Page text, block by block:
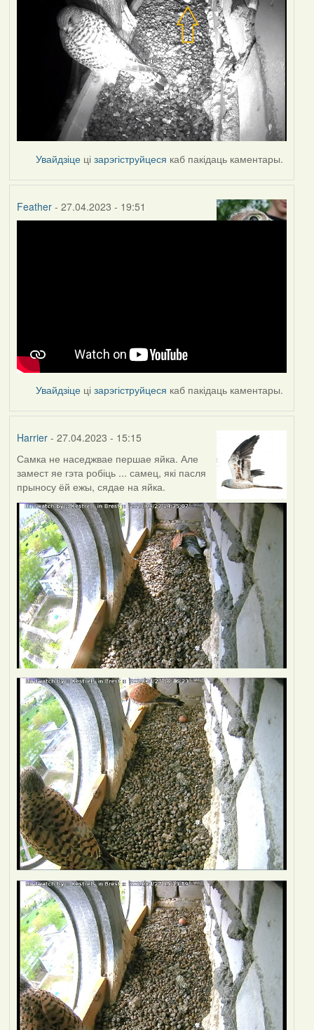
Увайдзіце цізарэгіструйцеся каб пакідаць каментары.
Feather- 27.04.2023 - 19:51
Увайдзіце цізарэгіструйцеся каб пакідаць каментары.
Harrier- 27.04.2023 - 15:15
Самка не наседжвае першае яйка. Але
замест яе гэта робіць ... самец, які пасля
прыносу ёй ежы, сядае на яйка.